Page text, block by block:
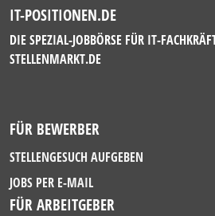
IT-POSITIONEN.DE
DIE SPEZIAL-JOBBÖRSE FÜR IT-
STELLENMARKT.DE
FÜR BEWERBER
STELLENGESUCH AUFGEBEN
JOBS PER E-MAIL
FÜR ARBEITGEBER